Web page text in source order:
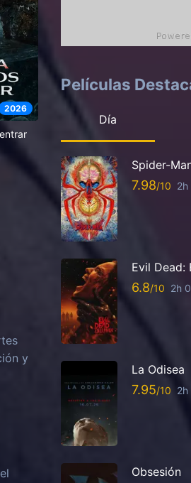
2026
y
Películas
Día
Spider-
7.98 2h
Evil Dead:
6.8 2h
La Odisea
7.95 2h
Obsesión